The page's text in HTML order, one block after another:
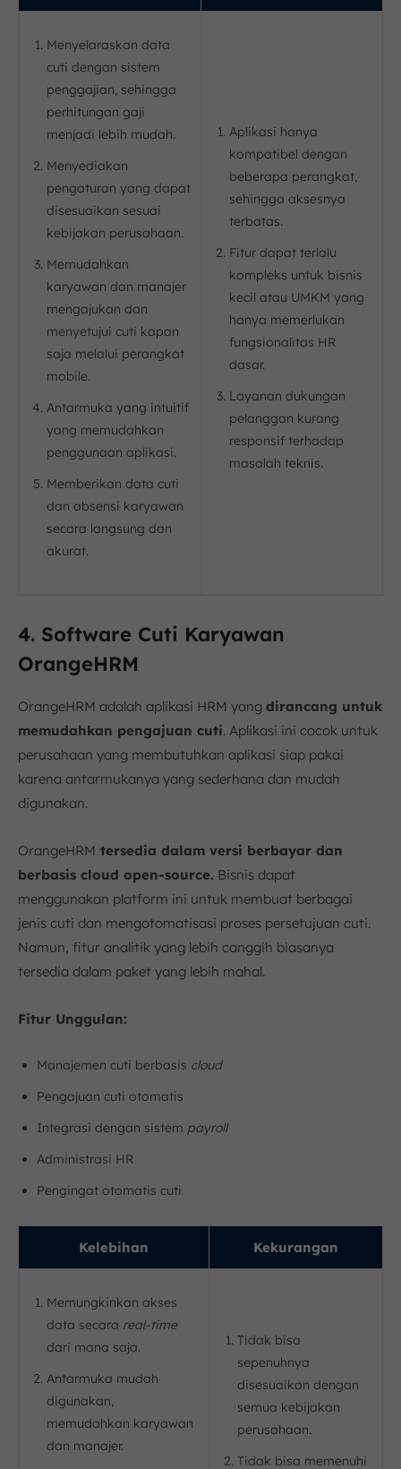
Menyelaraskan data
cuti dengan sistem
penggajian, sehingga
perhitungan gaji
menjadi lebih mudah.
Menyediakan
pengaturan yang dapat
disesuaikan sesuai
kebijakan perusahaan.
Memudahkan
karyawan dan manajer
mengajukan dan
menyetujui cuti kapan
saja melalui perangkat
mobile.
Antarmuka yang intuitif
yang memudahkan
penggunaan aplikasi.
Memberikan data cuti
dan absensi karyawan
secara langsung dan
akurat.
Aplikasi hanya
kompatibel dengan
beberapa perangkat,
sehingga aksesnya
terbatas.
Fitur dapat terlalu
kompleks untuk bisnis
kecil atau UMKM yang
hanya memerlukan
fungsionalitas HR
dasar.
Layanan dukungan
pelanggan kurang
responsif terhadap
masalah teknis.
4. Software Cuti Karyawan
OrangeHRM
OrangeHRM adalah aplikasi HRM yang dirancang untuk
memudahkan pengajuan cuti. Aplikasi ini cocok untuk
perusahaan yang membutuhkan aplikasi siap pakai
karena antarmukanya yang sederhana dan mudah
digunakan.
OrangeHRM tersedia dalam versi berbayar dan
berbasis cloud open-source. Bisnis dapat
menggunakan platform ini untuk membuat berbagai
jenis cuti dan mengotomatisasi proses persetujuan cuti.
Namun, fitur analitik yang lebih canggih biasanya
tersedia dalam paket yang lebih mahal.
Fitur Unggulan:
Manajemen cuti berbasis cloud
Pengajuan cuti otomatis
Integrasi dengan sistem payroll
Administrasi HR
Pengingat otomatis cuti
Kelebihan Kekurangan
Memungkinkan akses
data secara real-time
dari mana saja.
Antarmuka mudah
digunakan,
memudahkan karyawan
dan manajer.
Tidak bisa
sepenuhnya
disesuaikan dengan
semua kebijakan
perusahaan.
Tidak bisa memenuhi